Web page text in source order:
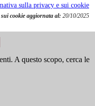
A questo scopo, cerca le
sulla privacy e sui cookie
cookie aggiornata al: 20/10/2025